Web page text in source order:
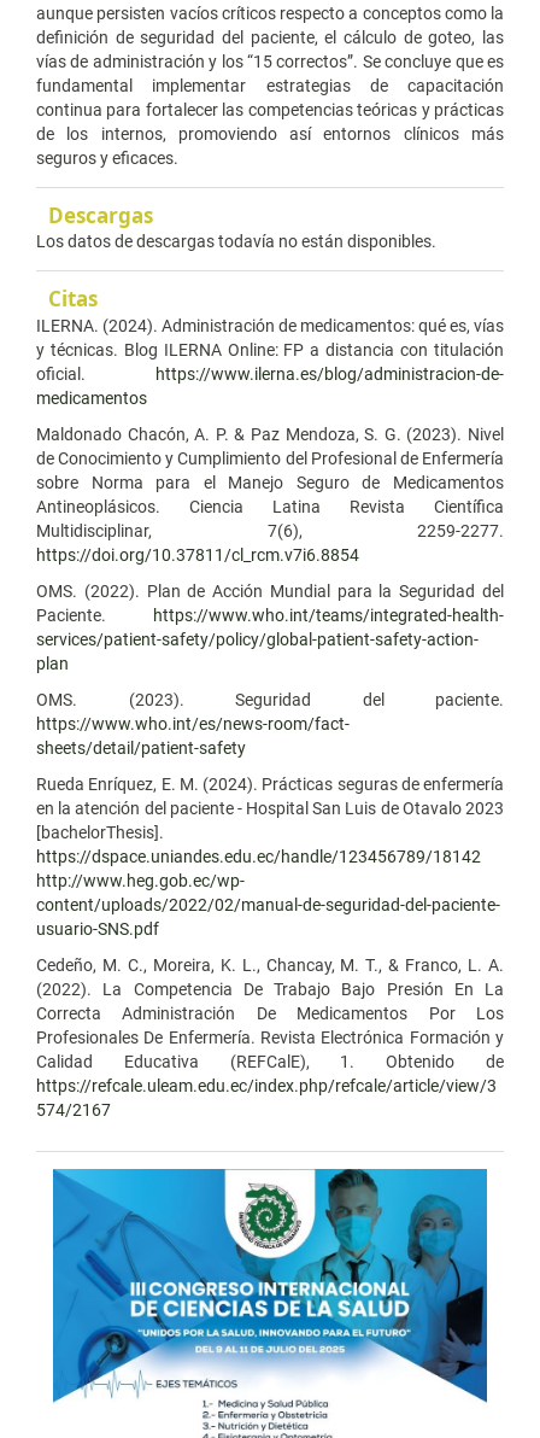
aunque persisten vacíos críticos respecto a conceptos como la
definición de seguridad del paciente, el cálculo de goteo, las
vías de administración y los “15 correctos”. Se concluye que es
fundamental implementar estrategias de capacitación
continua para fortalecer las competencias teóricas y prácticas
de los internos, promoviendo así entornos clínicos más
seguros y eficaces.
Descargas
Los datos de descargas todavía no están disponibles.
Citas
ILERNA. (2024). Administración de medicamentos: qué es, vías
y técnicas. Blog ILERNA Online: FP a distancia con titulación
oficial.
https://www.ilerna.es/blog/administracion-de-
medicamentos
Maldonado Chacón, A. P. & Paz Mendoza, S. G. (2023). Nivel
de Conocimiento y Cumplimiento del Profesional de Enfermería
sobre Norma para el Manejo Seguro de Medicamentos
Antineoplásicos. Ciencia Latina Revista Científica
Multidisciplinar, 7(6), 2259-2277.
https://doi.org/10.37811/cl_rcm.v7i6.8854
OMS. (2022). Plan de Acción Mundial para la Seguridad del
Paciente.
https://www.who.int/teams/integrated-health-
services/patient-safety/policy/global-patient-safety-action-
plan
OMS. (2023). Seguridad del paciente.
https://www.who.int/es/news-room/fact-
sheets/detail/patient-safety
Rueda Enríquez, E. M. (2024). Prácticas seguras de enfermería
en la atención del paciente - Hospital San Luis de Otavalo 2023
[bachelorThesis].
https://dspace.uniandes.edu.ec/handle/123456789/18142
http://www.heg.gob.ec/wp-
content/uploads/2022/02/manual-de-seguridad-del-paciente-
usuario-SNS.pdf
Cedeño, M. C., Moreira, K. L., Chancay, M. T., & Franco, L. A.
(2022). La Competencia De Trabajo Bajo Presión En La
Correcta Administración De Medicamentos Por Los
Profesionales De Enfermería. Revista Electrónica Formación y
Calidad Educativa (REFCalE), 1. Obtenido de
https://refcale.uleam.edu.ec/index.php/refcale/article/view/3
574/2167